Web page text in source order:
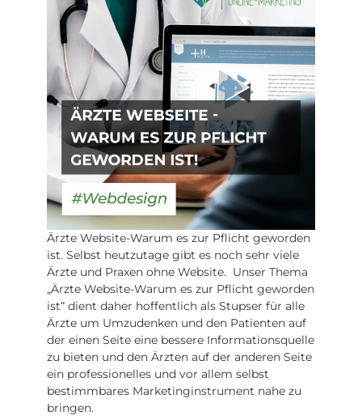
Ärzte Website-Warum es zur Pflicht geworden
ist. Selbst heutzutage gibt es noch sehr viele
Ärzte und Praxen ohne Website. Unser Thema
„Ärzte Website-Warum es zur Pflicht geworden
ist“ dient daher hoffentlich als Stupser für alle
Ärzte um Umzudenken und den Patienten auf
der einen Seite eine bessere Informationsquelle
zu bieten und den Ärzten auf der anderen Seite
ein professionelles und vor allem selbst
bestimmbares Marketinginstrument nahe zu
bringen.